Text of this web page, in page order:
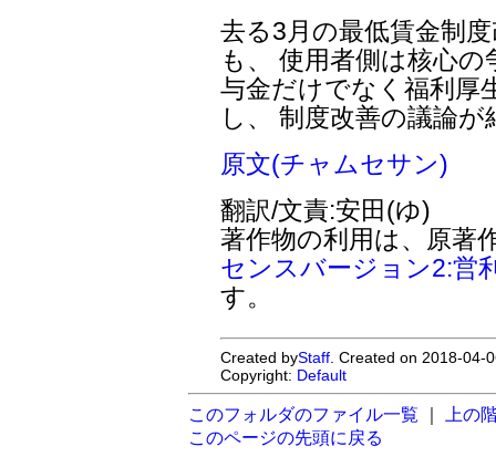
去る3月の最低賃金制
も、 使用者側は核心
与金だけでなく福利厚
し、 制度改善の議論
原文(チャムセサン)
翻訳/文責:安田(ゆ)
著作物の利用は、原著
センスバージョン2:営
す。
Created byStaff . Created on 2018-
Copyright: Default
このフォルダのファイル一覧
上の
このページの先頭に戻る